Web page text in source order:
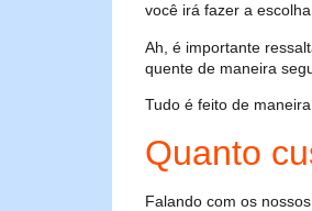
você irá fazer a
Ah, é importante
quente de maneira
Tudo é feito de
Quanto
Falando com os